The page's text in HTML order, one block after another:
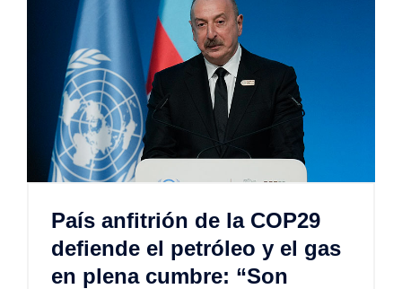
País anfitrión de la COP29
defiende el petróleo y el gas
en plena cumbre: “Son